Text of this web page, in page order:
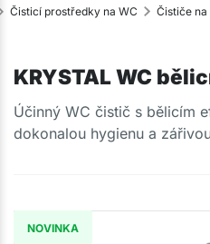
Čisticí prostředky na WC Čističe na
KRYSTAL WC
Účinný WC čistič s bělicím
dokonalou hygienu a
NOVINKA